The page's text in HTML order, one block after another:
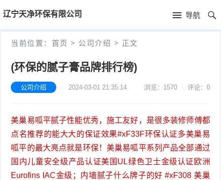
辽宁天净环保有限公司 导航
首
页
首
当前位置： 首页 > 公司介绍 > 正文
(环保的腻子膏品牌排行榜)
公司介绍 2024-03-01 21:35:14 浏览：1570 评论：0
美巢易呱平腻子性能优秀，施工友好，是很多装修师傅都
点名推荐的能大大的保证效果#xF33F环保认证多美巢易
呱平的最大亮点就是环保！美巢易呱平系列产品全部通过
国内儿童安全级产品认证美国UL绿色卫士金级认证欧洲
Eurofins IAC金级；内墙腻子什么牌子的好 #xF308 美巢